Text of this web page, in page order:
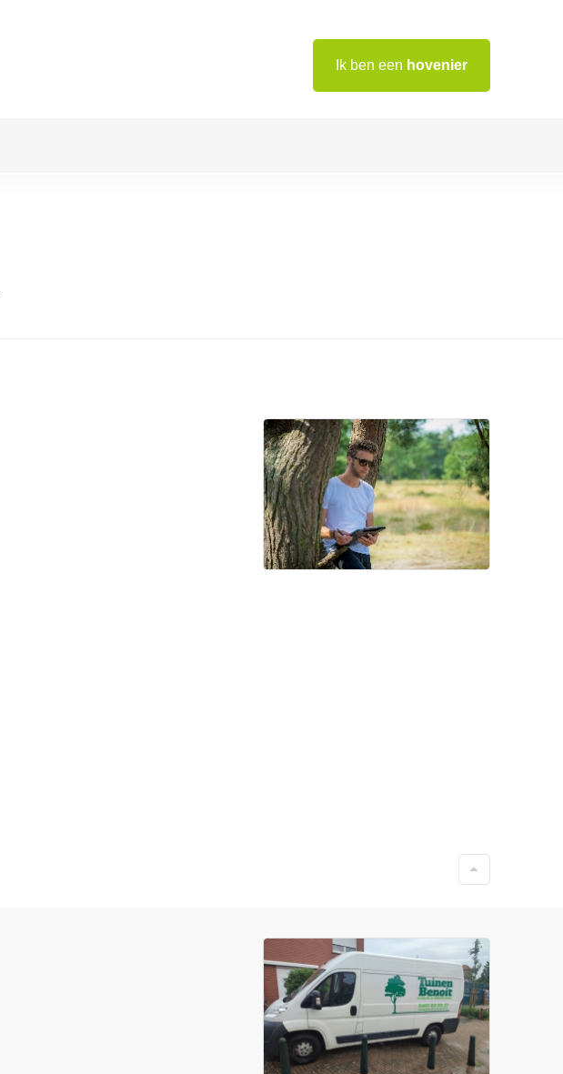
Ik ben een hovenier